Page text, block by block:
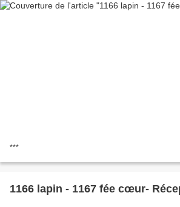
***
1166 lapin - 1167 fée cœur-